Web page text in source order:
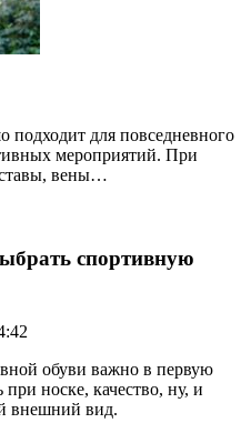
подходит для повседневного
мероприятий. При
вены…
спортивную
обуви важно в первую
при носке, качество, ну, и
внешний вид.